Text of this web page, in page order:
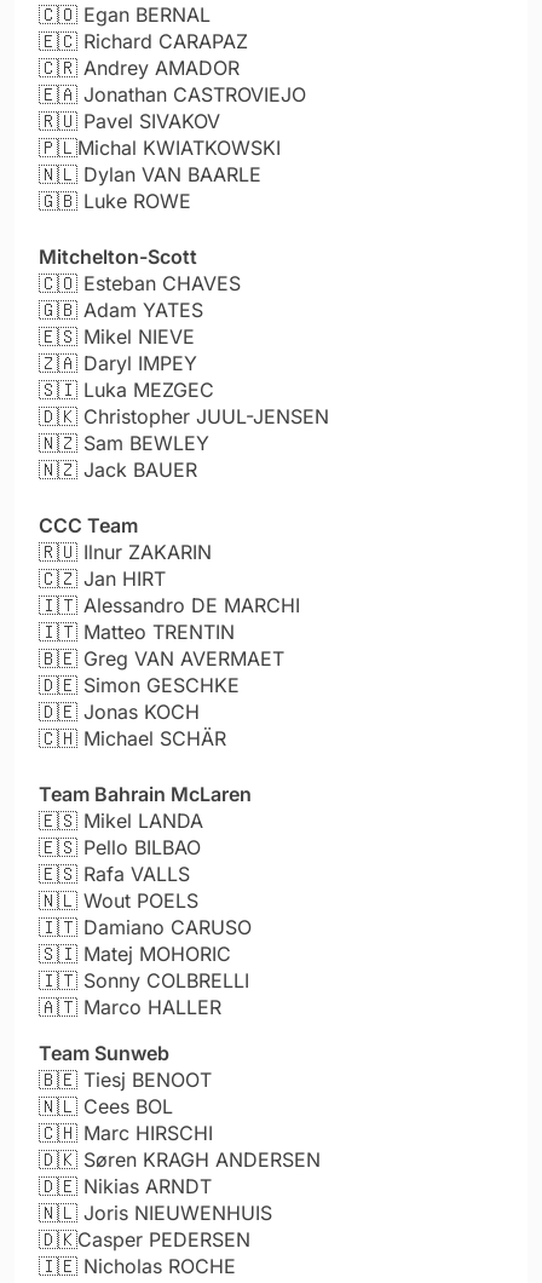
🇨🇴 Egan BERNAL
🇪🇨 Richard CARAPAZ
🇨🇷 Andrey AMADOR
🇪🇦 Jonathan CASTROVIEJO
🇷🇺 Pavel SIVAKOV
🇵🇱Michal KWIATKOWSKI
🇳🇱 Dylan VAN BAARLE
🇬🇧 Luke ROWE
Mitchelton-Scott
🇨🇴 Esteban CHAVES
🇬🇧 Adam YATES
🇪🇸 Mikel NIEVE
🇿🇦 Daryl IMPEY
🇸🇮 Luka MEZGEC
🇩🇰 Christopher JUUL-JENSEN
🇳🇿 Sam BEWLEY
🇳🇿 Jack BAUER
CCC Team
🇷🇺 Ilnur ZAKARIN
🇨🇿 Jan HIRT
🇮🇹 Alessandro DE MARCHI
🇮🇹 Matteo TRENTIN
🇧🇪 Greg VAN AVERMAET
🇩🇪 Simon GESCHKE
🇩🇪 Jonas KOCH
🇨🇭 Michael SCHÄR
Team Bahrain McLaren
🇪🇸 Mikel LANDA
🇪🇸 Pello BILBAO
🇪🇸 Rafa VALLS
🇳🇱 Wout POELS
🇮🇹 Damiano CARUSO
🇸🇮 Matej MOHORIC
🇮🇹 Sonny COLBRELLI
🇦🇹 Marco HALLER
Team Sunweb
🇧🇪 Tiesj BENOOT
🇳🇱 Cees BOL
🇨🇭 Marc HIRSCHI
🇩🇰 Søren KRAGH ANDERSEN
🇩🇪 Nikias ARNDT
🇳🇱 Joris NIEUWENHUIS
🇩🇰Casper PEDERSEN
🇮🇪 Nicholas ROCHE